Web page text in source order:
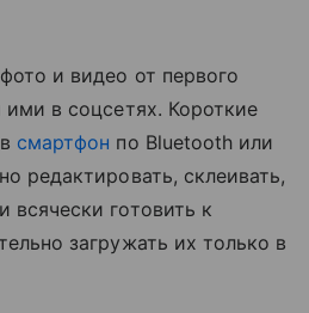
и видео от первого
в соцсетях. Короткие
смартфон по Bluetooth или
редактировать, склеивать,
всячески готовить к
загружать их только в